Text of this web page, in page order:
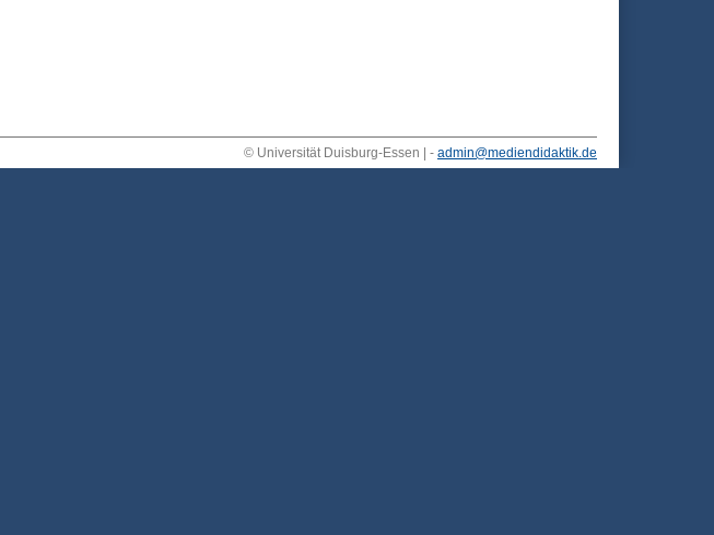
© Universität Duisburg-Essen | - admin@mediendidaktik.de